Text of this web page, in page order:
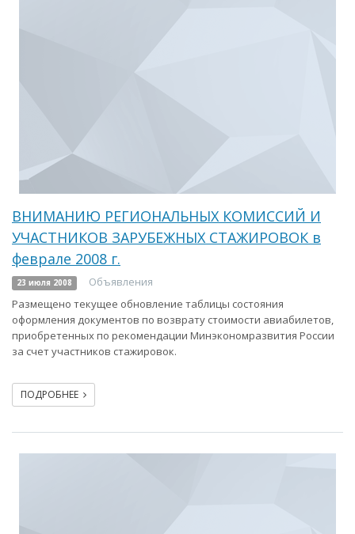
ВНИМАНИЮ РЕГИОНАЛЬНЫХ КОМИССИЙ И
УЧАСТНИКОВ ЗАРУБЕЖНЫХ СТАЖИРОВОК в
феврале 2008 г.
23 июля 2008
Объявления
Размещено текущее обновление таблицы состояния
оформления документов по возврату стоимости авиабилетов,
приобретенных по рекомендации Минэкономразвития России
за счет участников стажировок.
ПОДРОБНЕЕ